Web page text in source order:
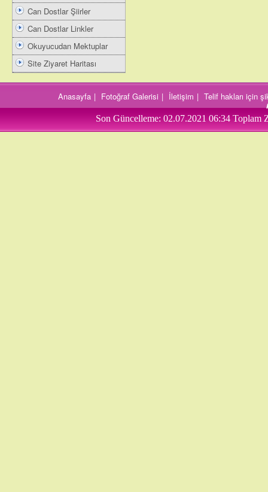
Can Dostlar Şiirler
Can Dostlar Linkler
Okuyucudan Mektuplar
Site Ziyaret Haritası
Anasayfa | Fotoğraf Galerisi | İletişim | Telif hakları için
Son Güncelleme: 02.07.2021 06:34 Toplam